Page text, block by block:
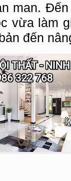
man.
vừa làm
đến